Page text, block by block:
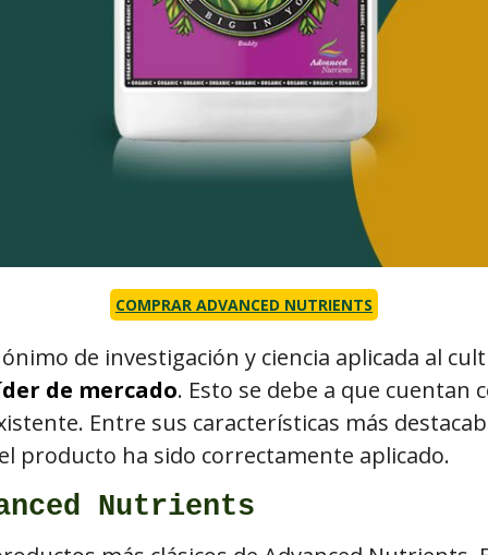
COMPRAR ADVANCED NUTRIENTS
de investigación y ciencia aplicada al
de mercado. Esto se debe a que cuentan
Entre sus características más
producto ha sido correctamente aplicado.
Nutrients